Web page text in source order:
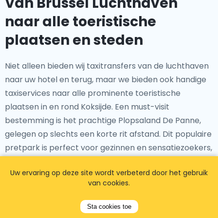
naar alle toeristische
plaatsen en steden
Niet alleen bieden wij taxitransfers van de luchthaven
naar uw hotel en terug, maar we bieden ook handige
taxiservices naar alle prominente toeristische
plaatsen in en rond Koksijde. Een must-visit
bestemming is het prachtige Plopsaland De Panne,
gelegen op slechts een korte rit afstand. Dit populaire
pretpark is perfect voor gezinnen en sensatiezoekers,
en attracties. Met onze taxidienst Koksijde kunt u van
Brussel Luchthaven naar Plopsaland De Panne reizen
in comfort en stijl, waardoor u een dag vol plezier kunt
Uw ervaring op deze site wordt verbeterd door het gebruik
van cookies.
Sta cookies toe